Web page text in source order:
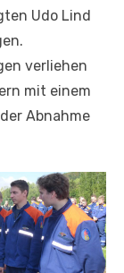
Udo Lind
verliehen
mit einem
Abnahme